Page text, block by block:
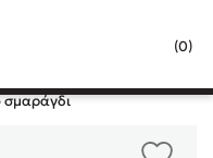
(0)
Κλείσιμο